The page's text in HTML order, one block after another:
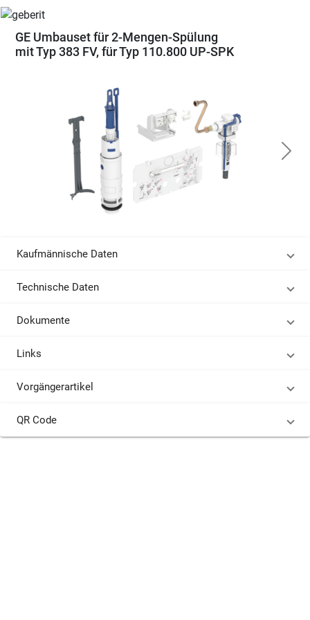
GE Umbauset für 2-Mengen-Spülung
mit Typ 383 FV, für Typ 110.800 UP-SPK
Kaufmännische Daten
Technische Daten
Dokumente
Links
Vorgängerartikel
QR Code